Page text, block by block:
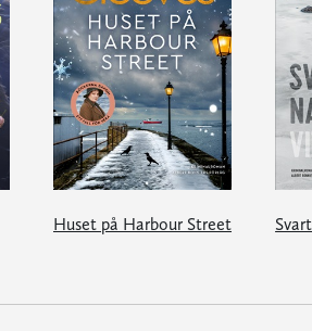
Huset på Harbour Street